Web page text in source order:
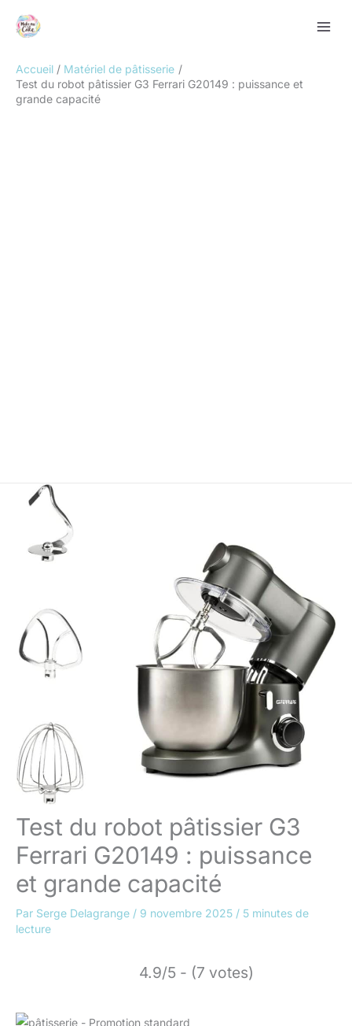
Accueil
Matériel de pâtisserie
Test du robot pâtissier G3 Ferrari G20149 : puissance et
grande capacité
Test du robot pâtissier G3
Ferrari G20149 : puissance
et grande capacité
Par Serge Delagrange / 9 novembre 2025 / 5 minutes de
lecture
4.9/5 - (7 votes)